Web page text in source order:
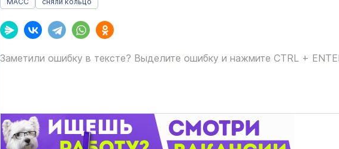
Заметили ошибку в тексте? Выделите ошибку и нажмите CTRL +